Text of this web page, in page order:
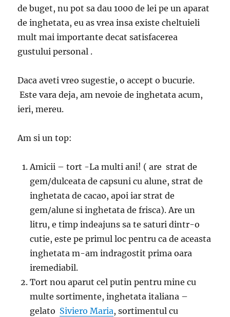
de buget, nu pot sa dau 1000 de lei pe un aparat
de inghetata, eu as vrea insa existe cheltuieli
mult mai importante decat satisfacerea
gustului personal .
Daca aveti vreo sugestie, o accept o bucurie.
Este vara deja, am nevoie de inghetata acum,
ieri, mereu.
Am si un top:
Amicii – tort -La multi ani! ( are strat de
gem/dulceata de capsuni cu alune, strat de
inghetata de cacao, apoi iar strat de
gem/alune si inghetata de frisca). Are un
litru, e timp indeajuns sa te saturi dintr-o
cutie, este pe primul loc pentru ca de aceasta
inghetata m-am indragostit prima oara
iremediabil.
Tort nou aparut cel putin pentru mine cu
multe sortimente, inghetata italiana –
gelato Siviero Maria, sortimentul cu